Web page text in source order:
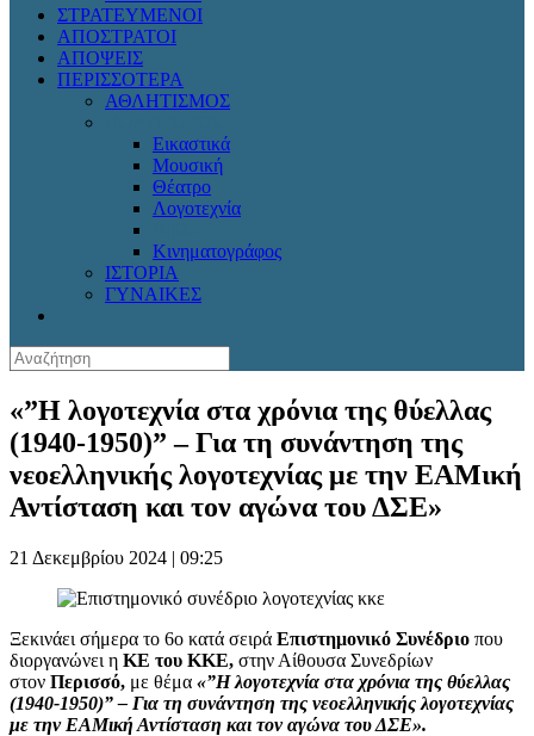
ΣΤΡΑΤΕΥΜΕΝΟΙ
ΑΠΟΣΤΡΑΤΟΙ
ΑΠΟΨΕΙΣ
ΠΕΡΙΣΣΟΤΕΡΑ
ΑΘΛΗΤΙΣΜΟΣ
Εικαστικά
Μουσική
Θέατρο
Λογοτεχνία
Κινηματογράφος
ΙΣΤΟΡΙΑ
ΓΥΝΑΙΚΕΣ
«”Η λογοτεχνία στα χρόνια της θύελλας
(1940-1950)” – Για τη συνάντηση της
νεοελληνικής λογοτεχνίας με την ΕΑΜική
Αντίσταση και τον αγώνα του ΔΣΕ»
21 Δεκεμβρίου 2024 | 09:25
Ξεκινάει σήμερα το 6ο κατά σειρά Επιστημονικό Συνέδριο που
διοργανώνει η ΚΕ του ΚΚΕ, στην Αίθουσα Συνεδρίων
στον Περισσό, με θέμα «”Η λογοτεχνία στα χρόνια της θύελλας
(1940-1950)” – Για τη συνάντηση της νεοελληνικής λογοτεχνίας
με την ΕΑΜική Αντίσταση και τον αγώνα του ΔΣΕ».